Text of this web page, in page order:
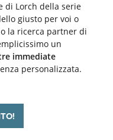
di Lorch della serie
giusto per voi o
la ricerca partner di
un
immediate
personalizzata.